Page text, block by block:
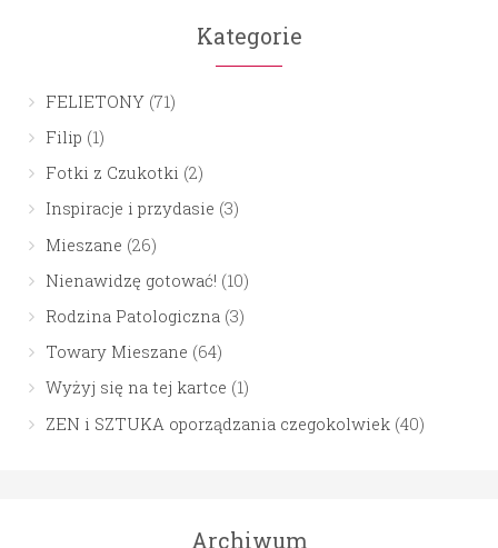
Kategorie
FELIETONY(71)
Filip (1)
Fotki z Czukotki (2)
Inspiracje i przydasie (3)
Mieszane (26)
Nienawidzę gotować! (10)
Rodzina Patologiczna(3)
Towary Mieszane (64)
Wyżyj się na tej kartce (1)
ZEN i SZTUKA oporządzania czegokolwiek(40)
Archiwum